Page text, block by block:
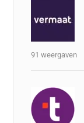
91 weergaven